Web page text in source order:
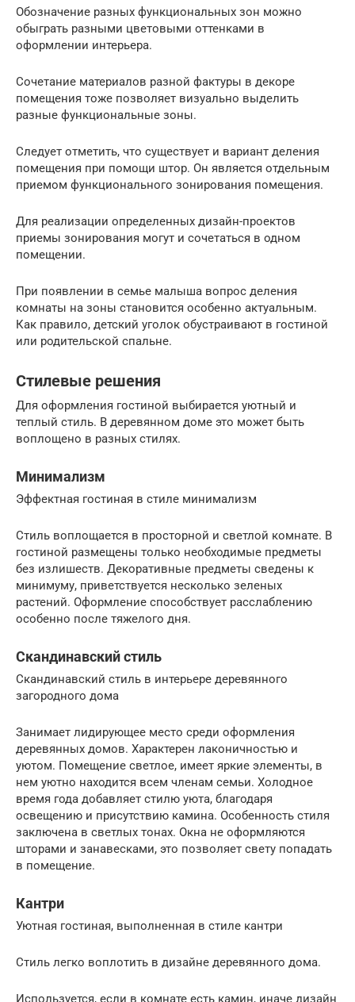
Обозначение разных функциональных зон можно
обыграть разными цветовыми оттенками в
оформлении интерьера.
Сочетание материалов разной фактуры в декоре
помещения тоже позволяет визуально выделить
разные функциональные зоны.
Следует отметить, что существует и вариант деления
помещения при помощи штор. Он является отдельным
приемом функционального зонирования помещения.
Для реализации определенных дизайн-проектов
приемы зонирования могут и сочетаться в одном
помещении.
При появлении в семье малыша вопрос деления
комнаты на зоны становится особенно актуальным.
Как правило, детский уголок обустраивают в гостиной
или родительской спальне.
Стилевые решения
Для оформления гостиной выбирается уютный и
теплый стиль. В деревянном доме это может быть
воплощено в разных стилях.
Минимализм
Эффектная гостиная в стиле минимализм
Стиль воплощается в просторной и светлой комнате. В
гостиной размещены только необходимые предметы
без излишеств. Декоративные предметы сведены к
минимуму, приветствуется несколько зеленых
растений. Оформление способствует расслаблению
особенно после тяжелого дня.
Скандинавский стиль
Скандинавский стиль в интерьере деревянного
загородного дома
Занимает лидирующее место среди оформления
деревянных домов. Характерен лаконичностью и
уютом. Помещение светлое, имеет яркие элементы, в
нем уютно находится всем членам семьи. Холодное
время года добавляет стилю уюта, благодаря
освещению и присутствию камина. Особенность стиля
заключена в светлых тонах. Окна не оформляются
шторами и занавесками, это позволяет свету попадать
в помещение.
Кантри
Уютная гостиная, выполненная в стиле кантри
Стиль легко воплотить в дизайне деревянного дома.
Используется, если в комнате есть камин, иначе дизайн